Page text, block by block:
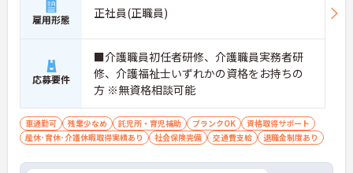
雇用形態 正社員(正職員)
応募要件
■介護職員初任者研修、介護職員実務者研
修、介護福祉士いずれかの資格をお持ちの
方 ※無資格相談可能
車通勤可 残業少なめ 託児所・育児補助 ブランクOK
資格取得サポート
産休･育休･介護休暇取得実績あり
社会保険完備 交通費支給 退職金制度あり